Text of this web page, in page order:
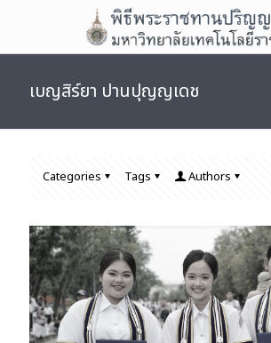
เบญสิร์ยา ปานปุญญเดช
Categories Tags Authors